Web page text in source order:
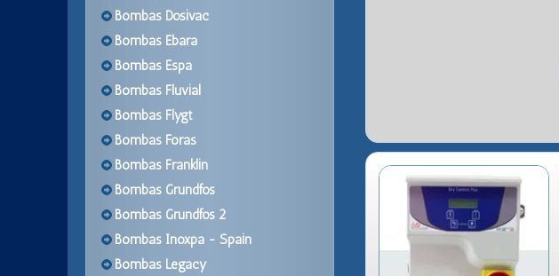
Bombas Dosivac
Bombas Ebara
Bombas Espa
Bombas Fluvial
Bombas Flygt
Bombas Foras
Bombas Franklin
Bombas Grundfos
Bombas Grundfos 2
Bombas Inoxpa - Spain
Bombas Legacy